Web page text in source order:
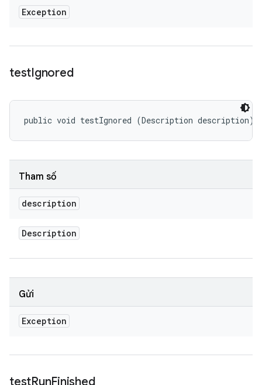
Exception
testIgnored
public void testIgnored (Description description)
Tham số
description
Description
Gửi
Exception
testRunFinished